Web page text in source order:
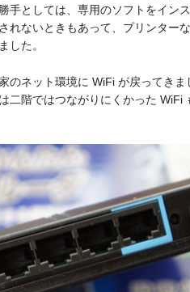
手としては、専用のソフトをイン
れないときもあって、プリンター
した。
のネット環境に WiFi が戻ってき
二階ではつながりにくかった WiFi